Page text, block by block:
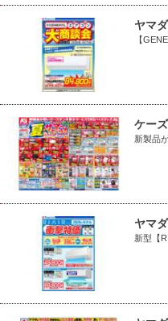
ヤマ
【
ケー
新製品
ヤマ
新型【